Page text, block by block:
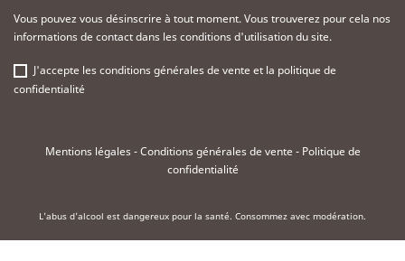
Vous pouvez vous désinscrire à tout moment. Vous trouverez pour cela nos
informations de contact dans les conditions d'utilisation du site.
J'accepte lesconditions générales de vente et la politique de
confidentialité
Mentions légales-Conditions générales de vente - Politique de
confidentialité
L'abus d'alcool est dangereux pour la santé. Consommez avec modération.